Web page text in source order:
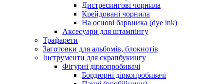
Дистресингові чорнила
Крейдовані чорнила
На основі барвника (dye ink)
Аксесуари для штампінгу
Трафарети
Заготовки для альбомів, блокнотів
Інструменти для скрапбукингу
Фігурні діркопробивачі
Бордюрні діркопробивачі